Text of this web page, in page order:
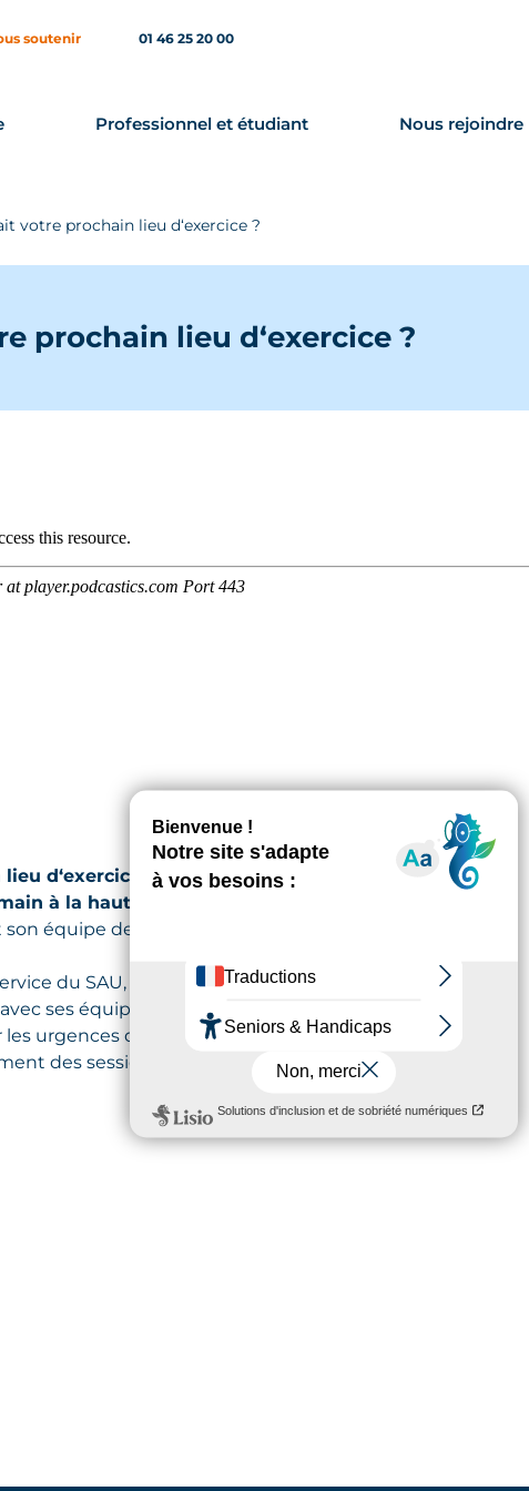
soutenir 01 46 25 20 00
Professionnel et étudiant Nous rejoindre
votre prochain lieu d‘exercice ?
prochain lieu d‘exercice ?
d‘exercice ?
à la hauteur de vos ambitions.
équipe de médecins et de
du SAU, évoque son parcours
ses équipes.
urgences de Foch, trace le portrait
des sessions de simulation qu‘il